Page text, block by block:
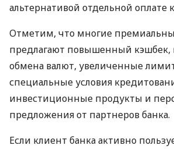
альтернативой отдельной оплате
Отметим, что многие
предлагают повышенный кэшбек,
обмена валют, увеличенные
специальные условия
инвестиционные продукты и
предложения от партнеров банка.
Если клиент банка активно